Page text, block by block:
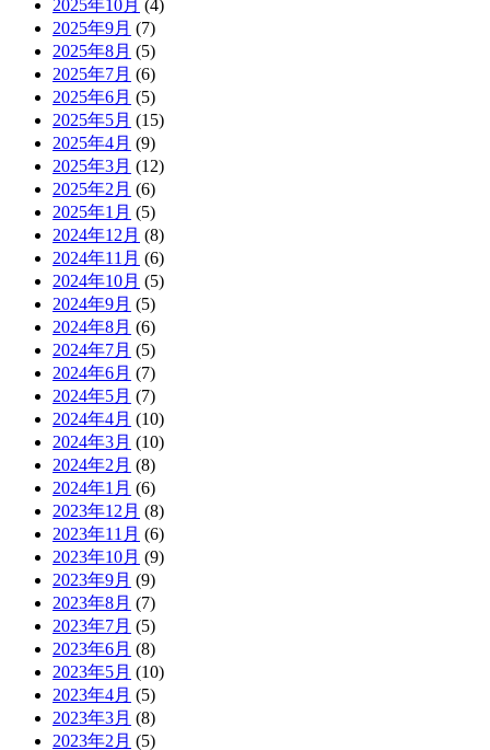
2025年10月 (4)
2025年9月 (7)
2025年8月 (5)
2025年7月 (6)
2025年6月 (5)
2025年5月 (15)
2025年4月 (9)
2025年3月 (12)
2025年2月 (6)
2025年1月 (5)
2024年12月 (8)
2024年11月 (6)
2024年10月 (5)
2024年9月 (5)
2024年8月 (6)
2024年7月 (5)
2024年6月 (7)
2024年5月 (7)
2024年4月 (10)
2024年3月 (10)
2024年2月 (8)
2024年1月 (6)
2023年12月 (8)
2023年11月 (6)
2023年10月 (9)
2023年9月 (9)
2023年8月 (7)
2023年7月 (5)
2023年6月 (8)
2023年5月 (10)
2023年4月 (5)
2023年3月 (8)
2023年2月 (5)